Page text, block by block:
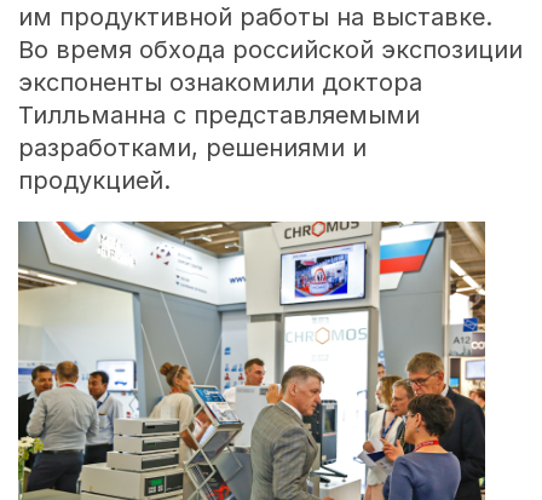
им продуктивной работы на выставке.
Во время обхода российской экспозиции
экспоненты ознакомили доктора
Тилльманна с представляемыми
разработками, решениями и
продукцией.